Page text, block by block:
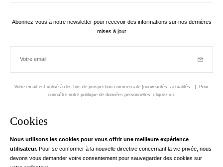
Cookies
Nous utilisons les cookies pour vous offrir une meilleure expérience
utilisateur. Pour se conformer à la nouvelle directive concernant la vie privée, nous
devons vous demander votre consentement pour sauvegarder des cookies sur
Abonnez-vous à notre newsletter pour recevoir des informations sur nos dernières
mises à jour
Votre email
Votre email est utilisé à des fins de prospection commerciale (nouveautés, actualités...). Pour
connaître notre politique de données personnelles, cliquez ici.
Instagram
Votre adresse email